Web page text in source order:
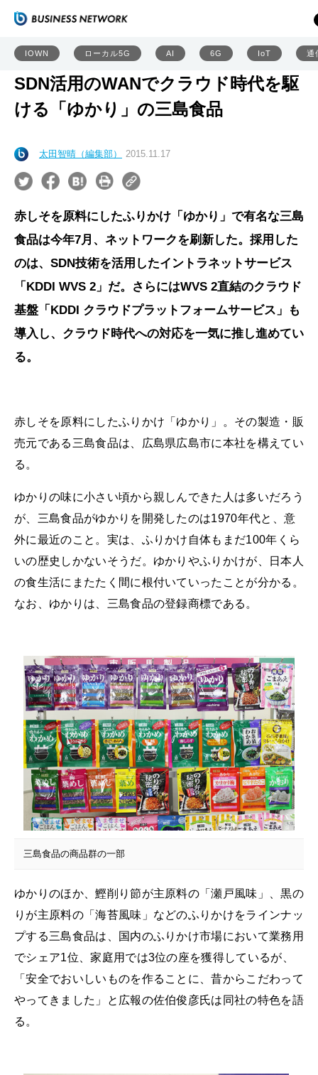
IOWN ローカル5G AI 6G IoT 通
SDN活用のWANでクラウド時代を駆
ける「ゆかり」の三島食品
太田智晴（編集部） 2015.11.17
赤しそを原料にしたふりかけ「ゆかり」で有名な三島
食品は今年7月、ネットワークを刷新した。採用した
のは、SDN技術を活用したイントラネットサービス
「KDDI WVS 2」だ。さらにはWVS 2直結のクラウド
基盤「KDDI クラウドプラットフォームサービス」も
導入し、クラウド時代への対応を一気に推し進めてい
る。
赤しそを原料にしたふりかけ「ゆかり」。その製造・販
売元である三島食品は、広島県広島市に本社を構えてい
る。
ゆかりの味に小さい頃から親しんできた人は多いだろう
が、三島食品がゆかりを開発したのは1970年代と、意
外に最近のこと。実は、ふりかけ自体もまだ100年くら
いの歴史しかないそうだ。ゆかりやふりかけが、日本人
の食生活にまたたく間に根付いていったことが分かる。
なお、ゆかりは、三島食品の登録商標である。
三島食品の商品群の一部
ゆかりのほか、鰹削り節が主原料の「瀬戸風味」、黒の
りが主原料の「海苔風味」などのふりかけをラインナッ
プする三島食品は、国内のふりかけ市場において業務用
でシェア1位、家庭用では3位の座を獲得しているが、
「安全でおいしいものを作ることに、昔からこだわって
やってきました」と広報の佐伯俊彦氏は同社の特色を語
る。